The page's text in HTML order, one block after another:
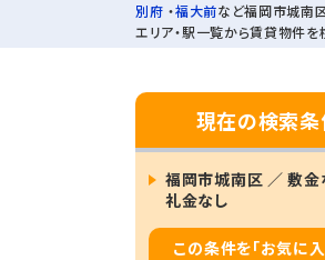
別府 ・福大前など福岡市城南
エリア・駅一覧から賃貸物件を
現在の検索
福岡市城南区 ／ 敷金
礼金なし
この条件を「お気に入